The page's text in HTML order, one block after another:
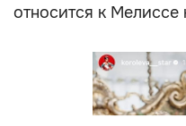
относится к